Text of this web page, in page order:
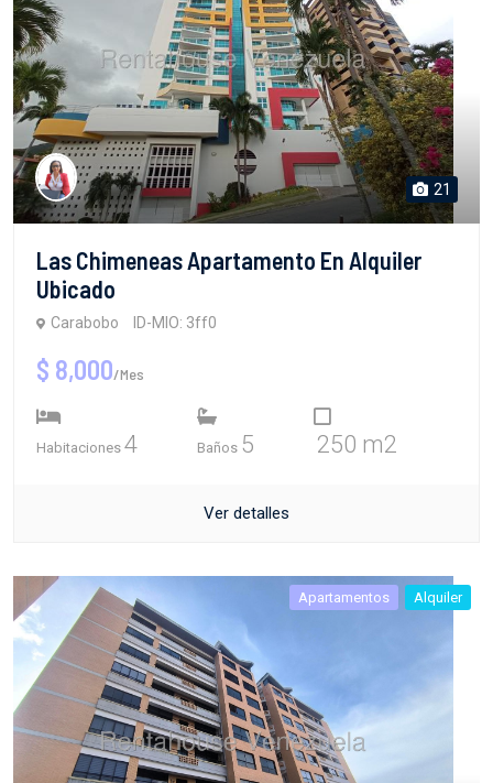
21
Las Chimeneas Apartamento En Alquiler
Ubicado
Carabobo ID-MIO: 3ff0
$ 8,000/Mes
Habitaciones 4 Baños 5 250 m2
Ver detalles
Apartamentos Alquiler